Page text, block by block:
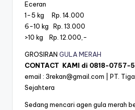
Eceran
1-5 kg Rp. 14.000
6-10 kg Rp. 13.000
>10 kg Rp. 12.000,-
GROSIRAN GULA MERAH
CONTACT KAMI di 0818-0757-
email : 3rekan@gmail.com | PT.
Sejahtera
Sedang mencari agen gula merah